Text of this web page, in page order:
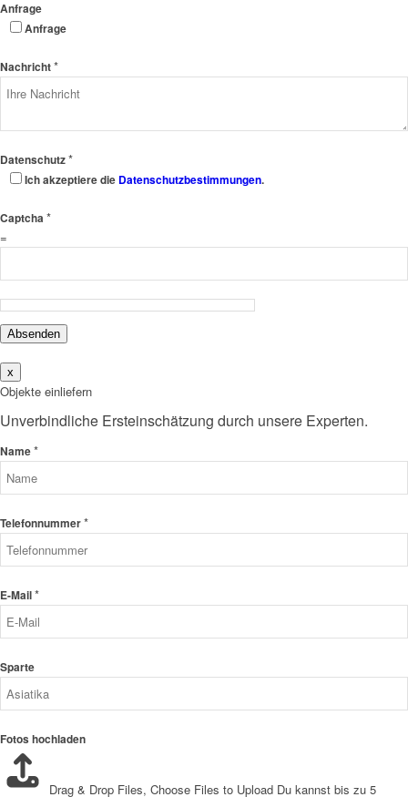
Anfrage
Anfrage
Nachricht*
Datenschutz*
Ich akzeptiere die Datenschutzbestimmungen.
Captcha *
=
Absenden
x
Objekte einliefern
Unverbindliche Ersteinschätzung durch unsere Experten.
Name*
Telefonnummer*
E-Mail*
Sparte
Fotos hochladen
Drag & Drop Files, Choose Files to Upload Du kannst bis zu 5